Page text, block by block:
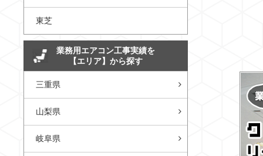
東芝
業務用エアコン工事実績を
【エリア】から探す
三重県
山梨県
岐阜県